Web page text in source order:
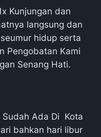
Kunjungan dan
langsung dan
hidup serta
Pengobatan Kami
Senang Hati.
Ada Di Kota
bahkan hari libur